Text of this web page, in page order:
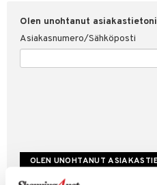
Olen unohtanut asiakastietoni
Asiakasnumero/Sähköposti